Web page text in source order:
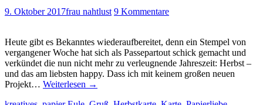
9. Oktober 2017frau nahtlust 9 Kommentare
Heute gibt es Bekanntes wiederaufbereitet, denn ein Stempel von
vergangener Woche hat sich als Passepartout schick gemacht und
verkündet die nun nicht mehr zu verleugnende Jahreszeit: Herbst –
und das am liebsten happy. Dass ich mit keinem großen neuen
Projekt… Weiterlesen →